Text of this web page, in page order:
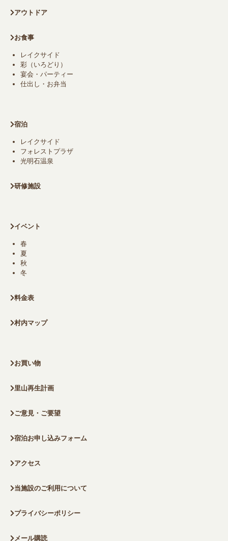
アウトドア
お食事
レイクサイド
彩（いろどり）
宴会・パーティー
仕出し・お弁当
宿泊
レイクサイド
フォレストプラザ
光明石温泉
研修施設
イベント
春
夏
秋
冬
料金表
村内マップ
お買い物
里山再生計画
ご意見・ご要望
宿泊お申し込みフォーム
アクセス
当施設のご利用について
プライバシーポリシー
メール購読